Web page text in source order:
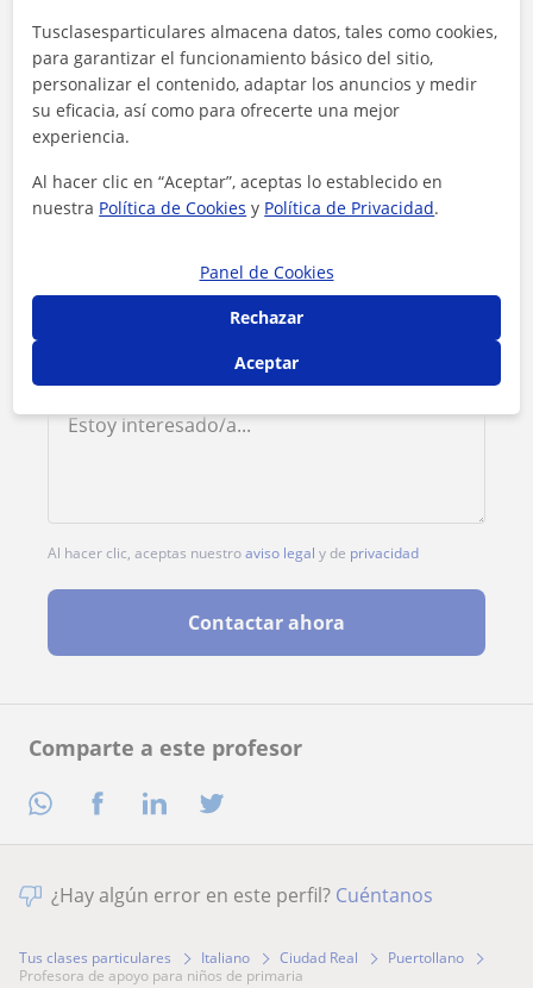
Comparte a este profesor
Contacta con Valentina
Tarifa 15 €/h
1ª clase gratis
Al hacer clic, aceptas nuestroaviso legal y de privacidad
Contactar ahora
¿Hay algún error en este perfil? Cuéntanos
Tus clases particulares Italiano Ciudad Real
Puertollano
profesora de apoyo para niños de primaria
Tusclasesparticulares almacena datos, tales como cookies,
para garantizar el funcionamiento básico del sitio,
personalizar el contenido, adaptar los anuncios y medir
su eficacia, así como para ofrecerte una mejor
experiencia.
Al hacer clic en “Aceptar”, aceptas lo establecido en
nuestra Política de Cookies y Política de Privacidad.
Panel de Cookies
Rechazar
Aceptar